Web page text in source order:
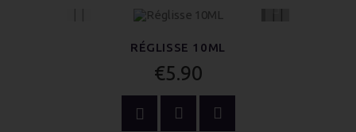
RAPIDE
RÉGLISSE 10ML
€5.90